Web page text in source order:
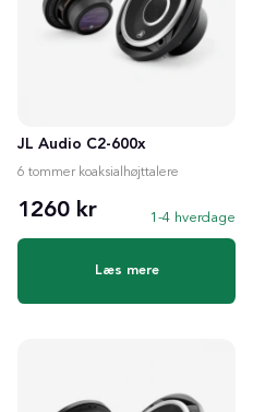
JL Audio C2-600x
6 tommer koaksialhøjttalere
1260 kr 1-4 hverdage
Læs mere